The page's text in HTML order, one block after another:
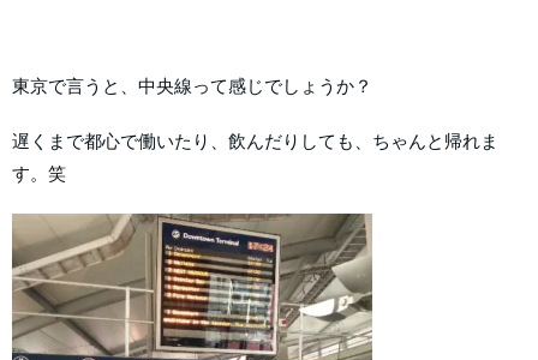
東京で言うと、中央線って感じでしょうか？
遅くまで都心で働いたり、飲んだりしても、ちゃんと帰れま
す。笑